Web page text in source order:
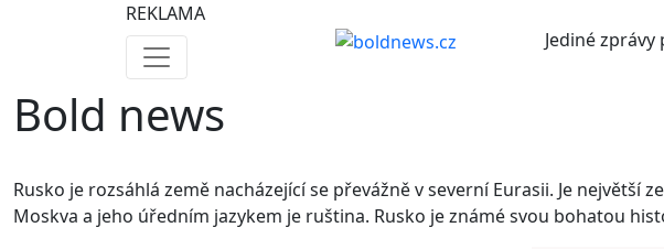
REKLAMA
Jedinézprávy
Bold news
Rusko je rozsáhlá země nacházející se převážně v severní Eurasii. Je
Moskva a jeho úředním jazykem je ruština. Rusko je známé svou bohatou